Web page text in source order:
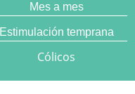
Mes a mes
Estimulación temprana
Cólicos